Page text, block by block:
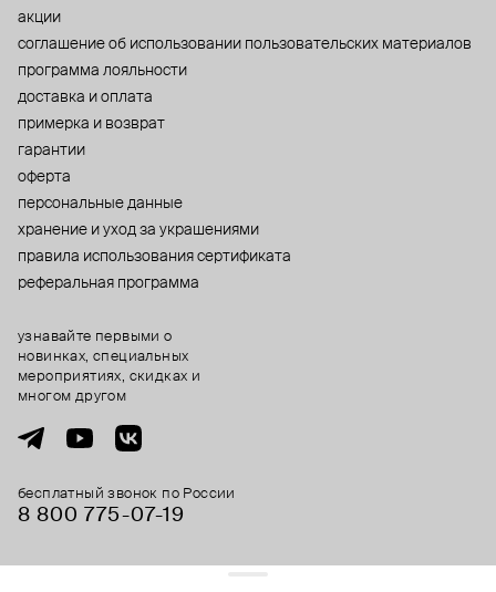
акции
cоглашение об использовании пользовательских материалов
программа лояльности
доставка и оплата
примерка и возврат
гарантии
оферта
персональные данные
хранение и уход за украшениями
правила использования сертификата
реферальная программа
бесплатный звонок по России
8 800 775⁠-07⁠-19
узнавайте первыми о
новинках, специальных
мероприятиях, скидках и
многом другом